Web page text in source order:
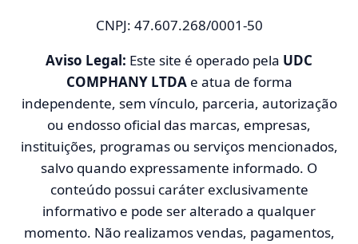
CNPJ: 47.607.268/0001-50
Aviso Legal: Este site é operado pela UDC
COMPHANY LTDAe atua de forma
independente, sem vínculo, parceria, autorização
ou endosso oficial das marcas, empresas,
instituições, programas ou serviços mencionados,
salvo quando expressamente informado. O
conteúdo possui caráter exclusivamente
informativo e pode ser alterado a qualquer
momento. Não realizamos vendas, pagamentos,